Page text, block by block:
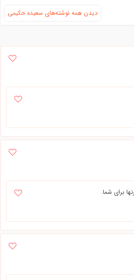
دیدن همه نوشته‌های سعیده حکیمی
برای شما.